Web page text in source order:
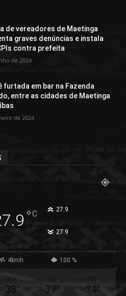
de vereadores de Maetinga
graves denúncias e instala
contra prefeita
de 2024
furtada em bar na Fazenda
entre as cidades de Maetinga
de 2024
°C 27.9
27.9
4kmh 100 %
QUA
38° 37° 34°